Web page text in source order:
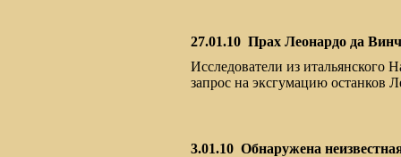
27.01.10 Прах Леонардо да
Исследователи из итальянского
запрос на эксгумацию останков
3.01.10 Обнаружена